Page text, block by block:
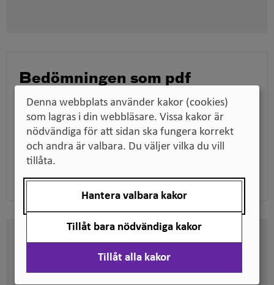
Bedömningen som pdf
Ladda ner bedömningen för att till exempel kunna
skicka den till en arbetsgivare när du söker jobb,
tillsammans med dina utbildningsdokument.
Ladda ner pdf
Här kan du se på vilken nivå
svenska kvalifikationer är
placerade
Denna webbplats använder kakor (cookies)
som lagras i din webbläsare. Vissa kakor är
nödvändiga för att sidan ska fungera korrekt
och andra är valbara. Du väljer vilka du vill
tillåta.
Hantera valbara kakor
Tillåt bara nödvändiga kakor
Tillåt alla kakor